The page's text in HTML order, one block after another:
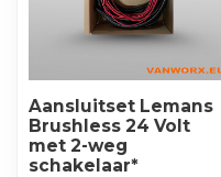
Aansluitset Lemans
Brushless 24 Volt
met 2-weg
schakelaar*